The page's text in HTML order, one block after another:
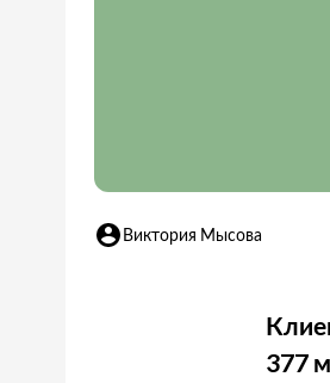
Виктория Мысова
377